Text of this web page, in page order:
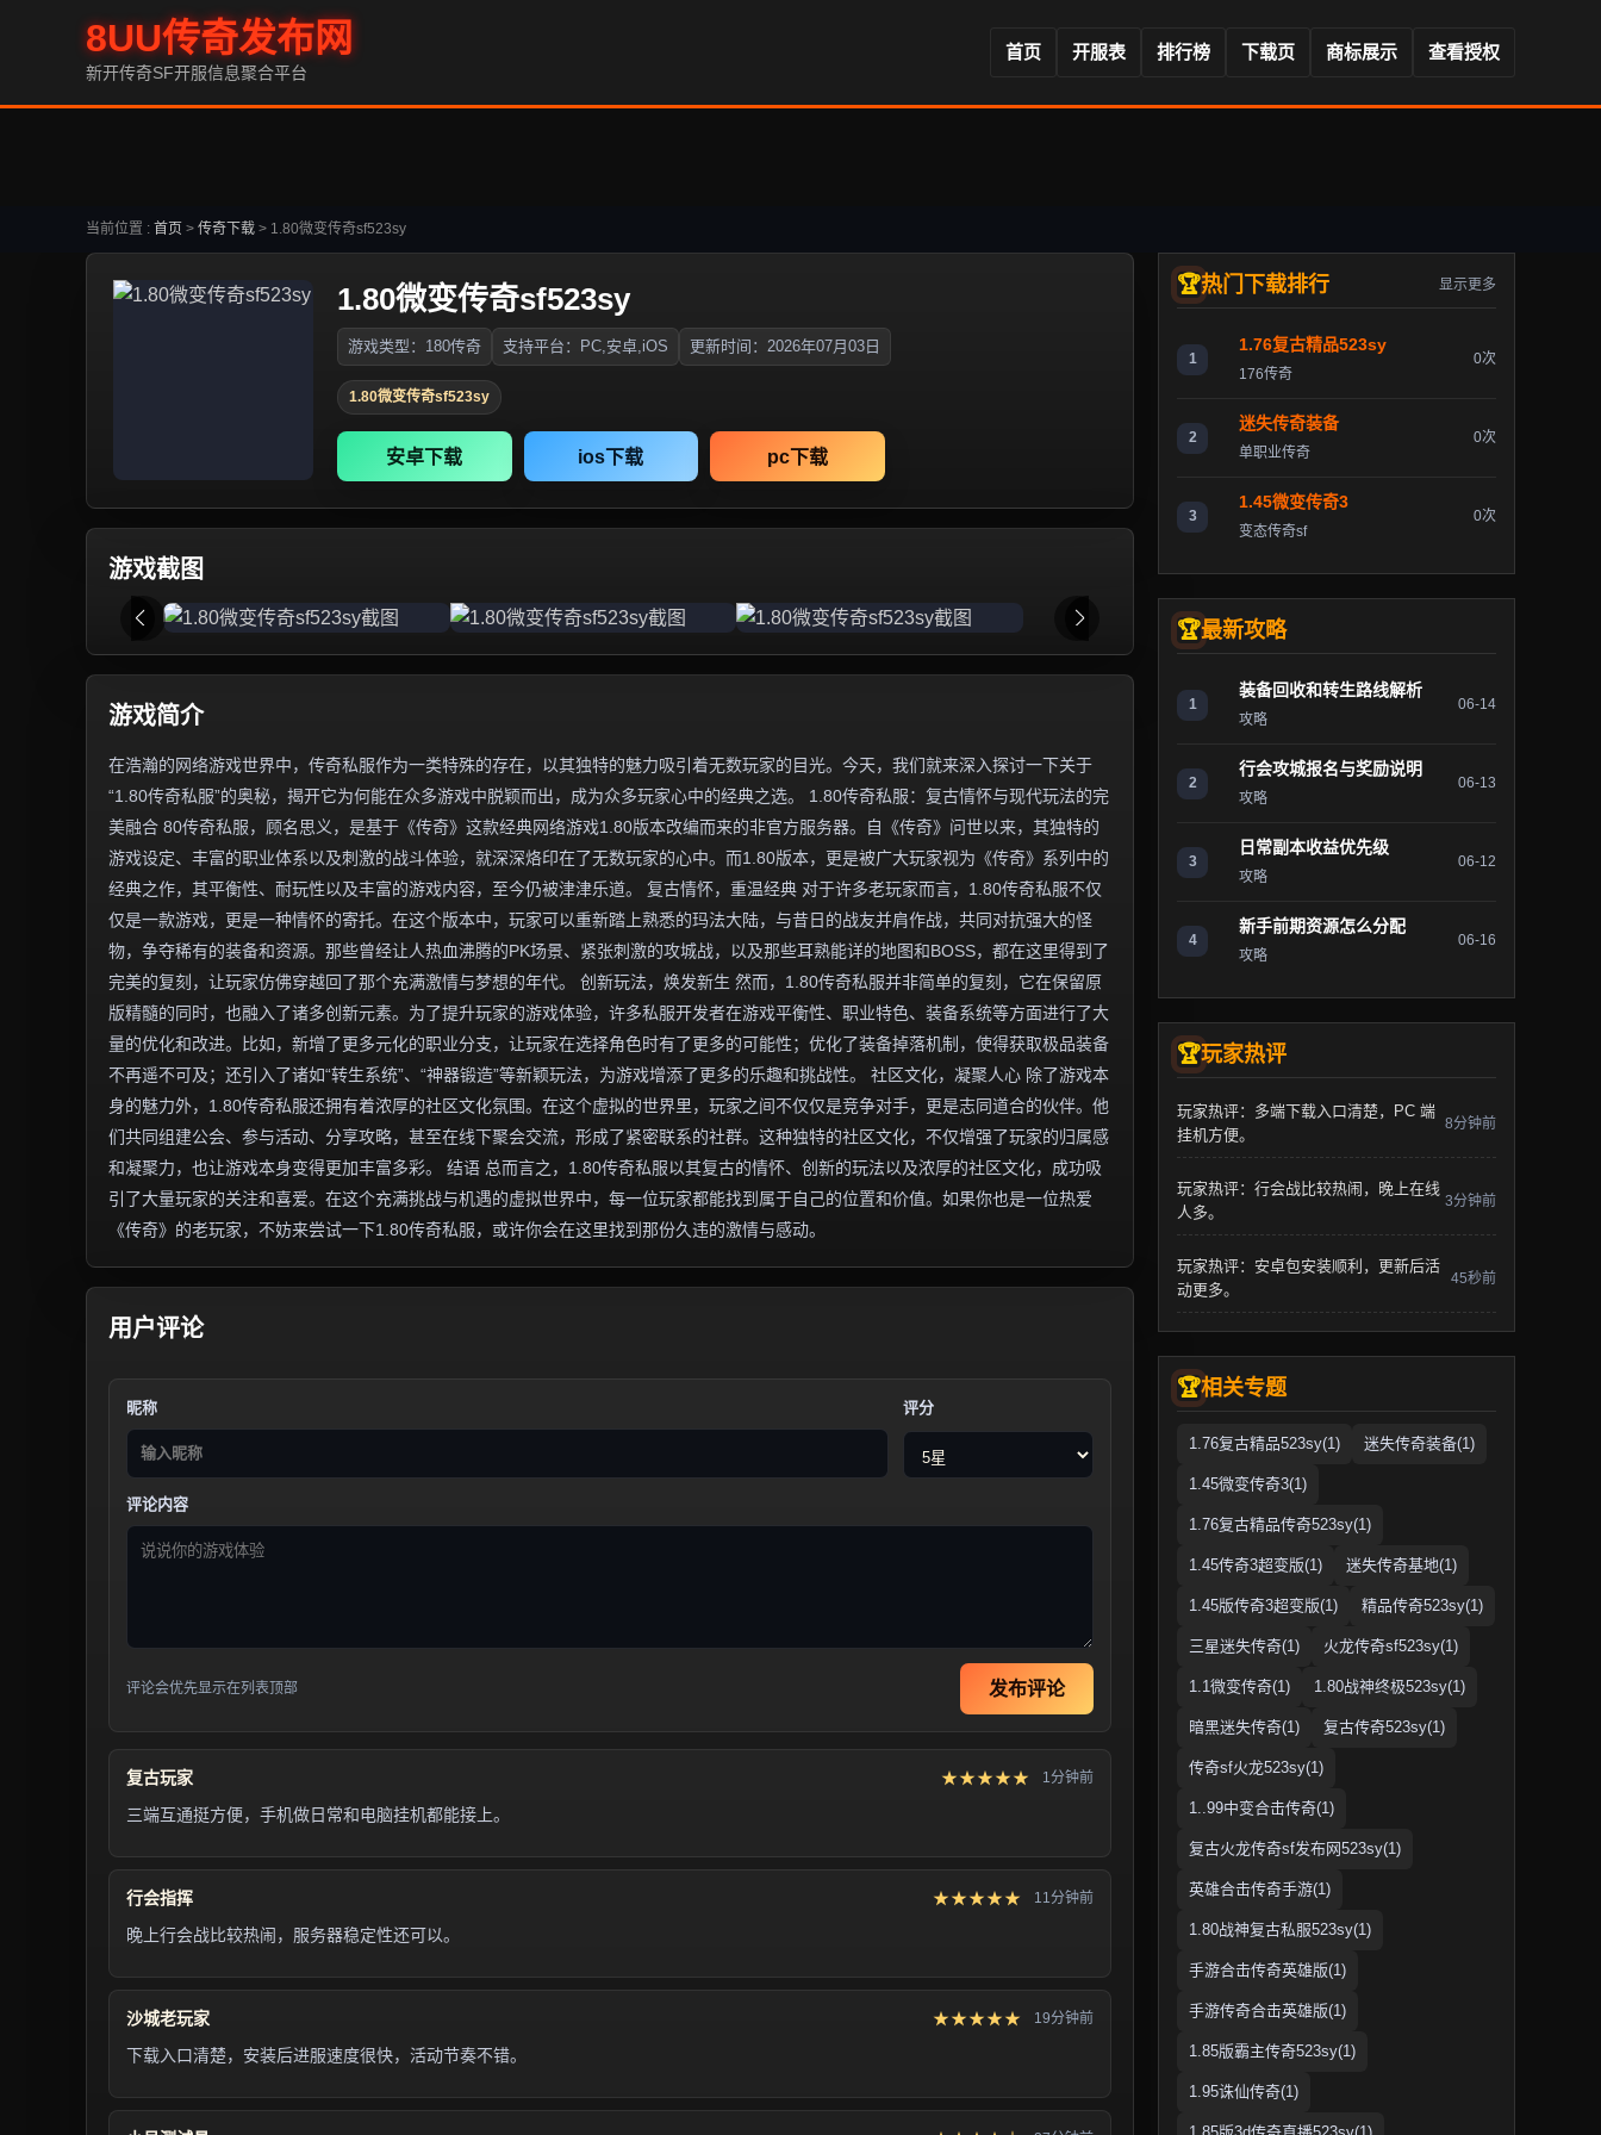
8UU传奇发布网
新开传奇SF开服信息聚合平台
首页 开服表 排行榜 下载页 商标展示 查看授权
当前位置 : 首页 > 传奇下载 > 1.80微变传奇sf523sy
1.80微变传奇sf523sy
游戏类型：180传奇 支持平台：PC,安卓,iOS 更新时间：2026年07月03日
1.80微变传奇sf523sy
安卓下载 ios下载 pc下载
游戏截图
游戏简介
在浩瀚的网络游戏世界中，传奇私服作为一类特殊的存在，以其独特的魅力吸引着无数玩家的目光。今天，我们就来深入探讨一下关于
“1.80传奇私服”的奥秘，揭开它为何能在众多游戏中脱颖而出，成为众多玩家心中的经典之选。 1.80传奇私服：复古情怀与现代玩法的完
美融合 80传奇私服，顾名思义，是基于《传奇》这款经典网络游戏1.80版本改编而来的非官方服务器。自《传奇》问世以来，其独特的
游戏设定、丰富的职业体系以及刺激的战斗体验，就深深烙印在了无数玩家的心中。而1.80版本，更是被广大玩家视为《传奇》系列中的
经典之作，其平衡性、耐玩性以及丰富的游戏内容，至今仍被津津乐道。 复古情怀，重温经典 对于许多老玩家而言，1.80传奇私服不仅
仅是一款游戏，更是一种情怀的寄托。在这个版本中，玩家可以重新踏上熟悉的玛法大陆，与昔日的战友并肩作战，共同对抗强大的怪
物，争夺稀有的装备和资源。那些曾经让人热血沸腾的PK场景、紧张刺激的攻城战，以及那些耳熟能详的地图和BOSS，都在这里得到了
完美的复刻，让玩家仿佛穿越回了那个充满激情与梦想的年代。 创新玩法，焕发新生 然而，1.80传奇私服并非简单的复刻，它在保留原
版精髓的同时，也融入了诸多创新元素。为了提升玩家的游戏体验，许多私服开发者在游戏平衡性、职业特色、装备系统等方面进行了大
量的优化和改进。比如，新增了更多元化的职业分支，让玩家在选择角色时有了更多的可能性；优化了装备掉落机制，使得获取极品装备
不再遥不可及；还引入了诸如“转生系统”、“神器锻造”等新颖玩法，为游戏增添了更多的乐趣和挑战性。 社区文化，凝聚人心 除了游戏本
身的魅力外，1.80传奇私服还拥有着浓厚的社区文化氛围。在这个虚拟的世界里，玩家之间不仅仅是竞争对手，更是志同道合的伙伴。他
们共同组建公会、参与活动、分享攻略，甚至在线下聚会交流，形成了紧密联系的社群。这种独特的社区文化，不仅增强了玩家的归属感
和凝聚力，也让游戏本身变得更加丰富多彩。 结语 总而言之，1.80传奇私服以其复古的情怀、创新的玩法以及浓厚的社区文化，成功吸
引了大量玩家的关注和喜爱。在这个充满挑战与机遇的虚拟世界中，每一位玩家都能找到属于自己的位置和价值。如果你也是一位热爱
《传奇》的老玩家，不妨来尝试一下1.80传奇私服，或许你会在这里找到那份久违的激情与感动。
用户评论
昵称 评分
评论内容
评论会优先显示在列表顶部 发布评论
复古玩家 ★★★★★ 1分钟前
三端互通挺方便，手机做日常和电脑挂机都能接上。
行会指挥 ★★★★★ 11分钟前
晚上行会战比较热闹，服务器稳定性还可以。
沙城老玩家 ★★★★★ 19分钟前
下载入口清楚，安装后进服速度很快，活动节奏不错。
热门下载排行 显示更多
1
1.76复古精品523sy
176传奇
0次
2
迷失传奇装备
单职业传奇
0次
3
1.45微变传奇3
变态传奇sf
0次
最新攻略
1
装备回收和转生路线解析
攻略
06-14
2
行会攻城报名与奖励说明
攻略
06-13
3
日常副本收益优先级
攻略
06-12
4
新手前期资源怎么分配
攻略
06-16
玩家热评
玩家热评：多端下载入口清楚，PC 端
挂机方便。
8分钟前
玩家热评：行会战比较热闹，晚上在线
人多。
3分钟前
玩家热评：安卓包安装顺利，更新后活
动更多。
45秒前
相关专题
1.76复古精品523sy(1) 迷失传奇装备(1)
1.45微变传奇3(1)
1.76复古精品传奇523sy(1)
1.45传奇3超变版(1) 迷失传奇基地(1)
1.45版传奇3超变版(1) 精品传奇523sy(1)
三星迷失传奇(1) 火龙传奇sf523sy(1)
1.1微变传奇(1) 1.80战神终极523sy(1)
暗黑迷失传奇(1) 复古传奇523sy(1)
传奇sf火龙523sy(1)
1..99中变合击传奇(1)
复古火龙传奇sf发布网523sy(1)
英雄合击传奇手游(1)
1.80战神复古私服523sy(1)
手游合击传奇英雄版(1)
手游传奇合击英雄版(1)
1.85版霸主传奇523sy(1)
1.95诛仙传奇(1)